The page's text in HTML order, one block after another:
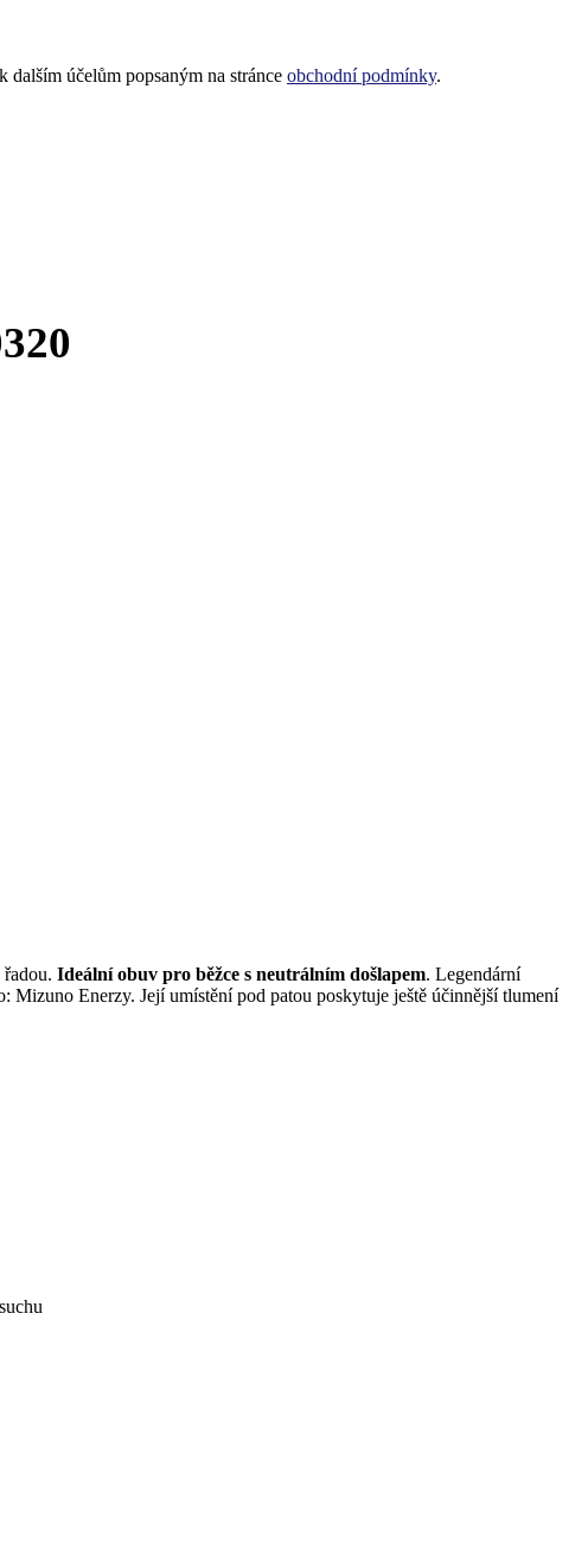
účelům popsaným na stránce obchodní podmínky.
řadou. Ideální obuv pro běžce s neutrálním došlapem. Legendární
Enerzy. Její umístění pod patou poskytuje ještě účinnější tlumení